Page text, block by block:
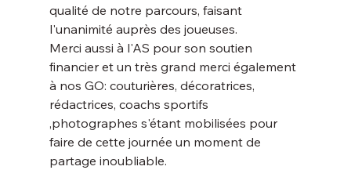
qualité de notre parcours, faisant
l'unanimité auprès des joueuses.
Merci aussi à l'AS pour son soutien
financier et un très grand merci également
à nos GO: couturières, décoratrices,
rédactrices, coachs sportifs
,photographes s'étant mobilisées pour
faire de cette journée un moment de
partage inoubliable.